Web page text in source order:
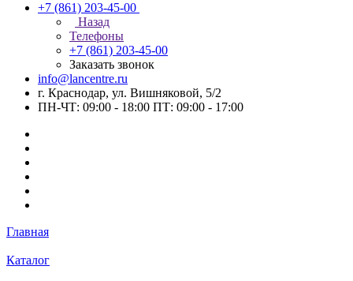
+7 (861) 203-45-00
Назад
Телефоны
+7 (861) 203-45-00
Заказать звонок
info@lancentre.ru
г. Краснодар, ул. Вишняковой, 5/2
ПН-ЧТ: 09:00 - 18:00 ПТ: 09:00 - 17:00
Главная
Каталог